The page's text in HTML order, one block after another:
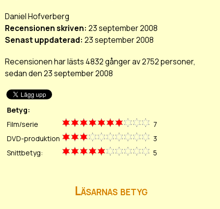
Daniel Hofverberg
Recensionen skriven: 23 september 2008
Senast uppdaterad: 23 september 2008
Recensionen har lästs 4832 gånger av 2752 personer,
sedan den 23 september 2008
Betyg:
Film/serie
7
DVD-produktion
3
Snittbetyg:
5
Läsarnas betyg